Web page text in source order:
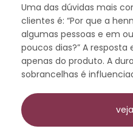
Uma das dúvidas mais
clientes é: “Por que a
algumas pessoas e em
poucos dias?” A
apenas do produto. A
sobrancelhas é